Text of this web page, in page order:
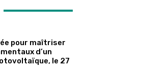
pour maîtriser
d’un
le 27